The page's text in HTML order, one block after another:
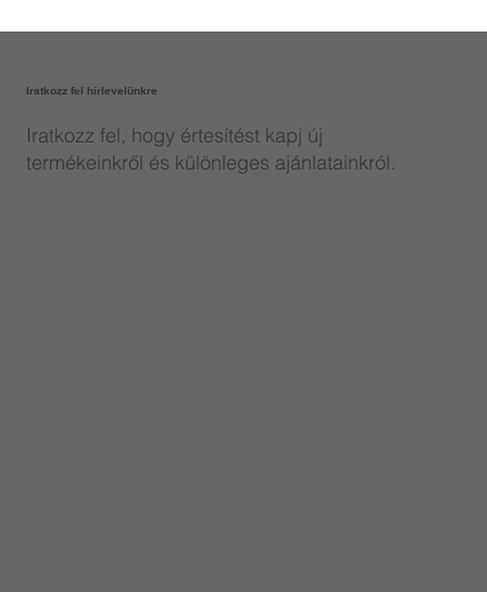
Iratkozz fel hírlevelünkre
Iratkozz fel, hogy értesítést kapj új
termékeinkről és különleges ajánlatainkról.